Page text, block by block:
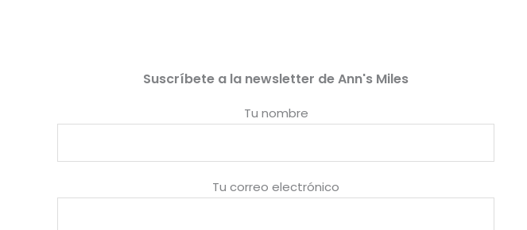
Suscríbete a la newsletter de Ann's Miles
Tu nombre
Tu correo electrónico